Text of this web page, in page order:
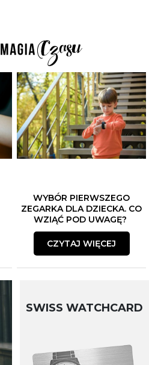
WYBÓR PIERWSZEGO
ZEGARKA DLA DZIECKA. CO
WZIĄĆ POD UWAGĘ?
CZYTAJ WIĘCEJ
SWISS WATCHCARD